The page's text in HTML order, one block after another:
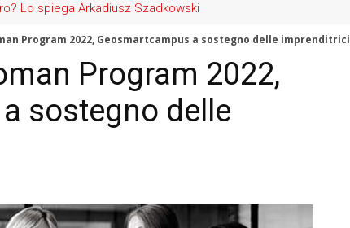
il cloud in Europа
Lo spiega Arkadiusz Szadkowski
Program 2022, Geosmartcampus a sostegno delle imprenditrici
Program 2022,
sostegno delle